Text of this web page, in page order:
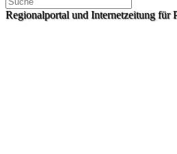
Regionalportal und Internetzeitung für